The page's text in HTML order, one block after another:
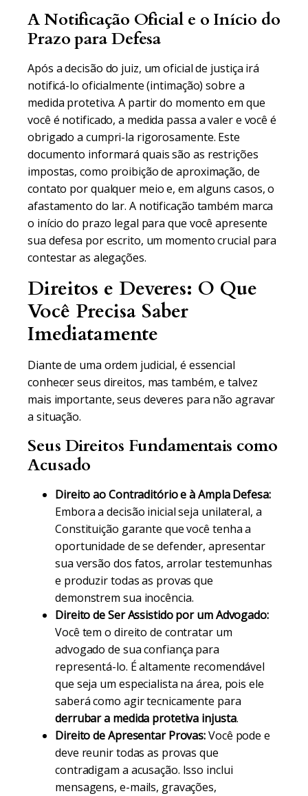
A Notificação Oficial e o Início do
Prazo para Defesa
Após a decisão do juiz, um oficial de justiça irá
notificá-lo oficialmente (intimação) sobre a
medida protetiva. A partir do momento em que
você é notificado, a medida passa a valer e você é
obrigado a cumpri-la rigorosamente. Este
documento informará quais são as restrições
impostas, como proibição de aproximação, de
contato por qualquer meio e, em alguns casos, o
afastamento do lar. A notificação também marca
o início do prazo legal para que você apresente
sua defesa por escrito, um momento crucial para
contestar as alegações.
Direitos e Deveres: O Que
Você Precisa Saber
Imediatamente
Diante de uma ordem judicial, é essencial
conhecer seus direitos, mas também, e talvez
mais importante, seus deveres para não agravar
a situação.
Seus Direitos Fundamentais como
Acusado
Direito ao Contraditório e à Ampla Defesa:
Embora a decisão inicial seja unilateral, a
Constituição garante que você tenha a
oportunidade de se defender, apresentar
sua versão dos fatos, arrolar testemunhas
e produzir todas as provas que
demonstrem sua inocência.
Direito de Ser Assistido por um Advogado:
Você tem o direito de contratar um
advogado de sua confiança para
representá-lo. É altamente recomendável
que seja um especialista na área, pois ele
saberá como agir tecnicamente para
derrubar a medida protetiva injusta.
Direito de Apresentar Provas:Você pode e
deve reunir todas as provas que
contradigam a acusação. Isso inclui
mensagens, e-mails, gravações,